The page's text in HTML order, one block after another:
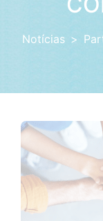
Notícias